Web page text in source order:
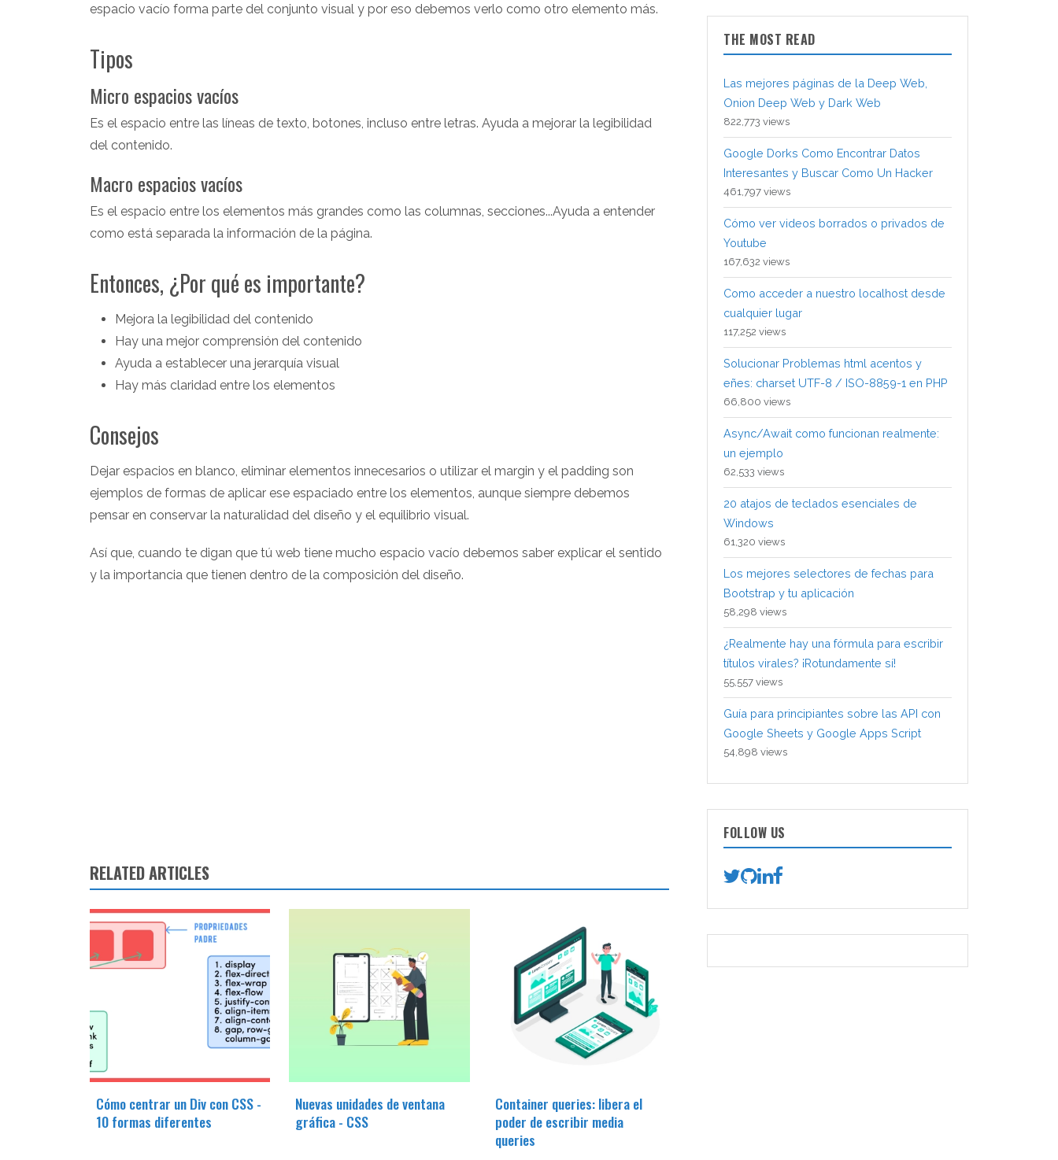
espacio vacío forma parte del conjunto visual y por eso debemos verlo como otro elemento más.
Tipos
Micro espacios vacíos
Es el espacio entre las líneas de texto, botones, incluso entre letras. Ayuda a mejorar la legibilidad
del contenido.
Macro espacios vacíos
Es el espacio entre los elementos más grandes como las columnas, secciones...Ayuda a entender
como está separada la información de la página.
Entonces, ¿Por qué es importante?
Mejora la legibilidad del contenido
Hay una mejor comprensión del contenido
Ayuda a establecer una jerarquía visual
Hay más claridad entre los elementos
Consejos
Dejar espacios en blanco, eliminar elementos innecesarios o utilizar el margin y el padding son
ejemplos de formas de aplicar ese espaciado entre los elementos, aunque siempre debemos
pensar en conservar la naturalidad del diseño y el equilibrio visual.
Así que, cuando te digan que tú web tiene mucho espacio vacío debemos saber explicar el sentido
y la importancia que tienen dentro de la composición del diseño.
RELATED ARTICLES
Cómo centrar un Div con CSS -
10 formas diferentes
Nuevas unidades de ventana
gráfica - CSS
Container queries: libera el
poder de escribir media
queries
THE MOST READ
Las mejores páginas de la Deep Web,
Onion Deep Web y Dark Web
822,773 views
Google Dorks Como Encontrar Datos
Interesantes y Buscar Como Un Hacker
461,797 views
Cómo ver videos borrados o privados de
Youtube
167,632 views
Como acceder a nuestro localhost desde
cualquier lugar
117,252 views
Solucionar Problemas html acentos y
eñes: charset UTF-8 / ISO-8859-1 en PHP
66,800 views
Async/Await como funcionan realmente:
un ejemplo
62,533 views
20 atajos de teclados esenciales de
Windows
61,320 views
Los mejores selectores de fechas para
Bootstrap y tu aplicación
58,298 views
¿Realmente hay una fórmula para escribir
títulos virales? ¡Rotundamente sí!
55,557 views
Guía para principiantes sobre las API con
Google Sheets y Google Apps Script
54,898 views
FOLLOW US